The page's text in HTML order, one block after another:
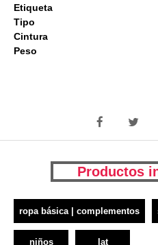
Etiqueta
Tipo
Cintura
Peso
Productos
ropa básica | complementos
niños lat